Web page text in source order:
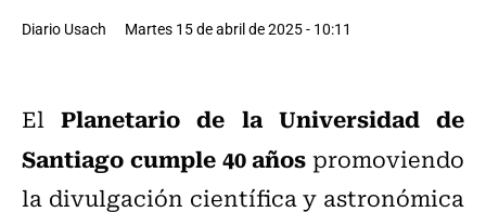
Diario Usach Martes 15 de abril de 2025 - 10:11
ElPlanetario de la Universidad de
Santiago cumple 40 añospromoviendo
la divulgación científica y astronómica